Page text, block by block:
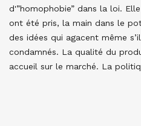
d'”homophobie” dans la loi.
ont été pris, la main dans le
des idées qui agacent même
condamnés. La qualité du
accueil sur le marché. La